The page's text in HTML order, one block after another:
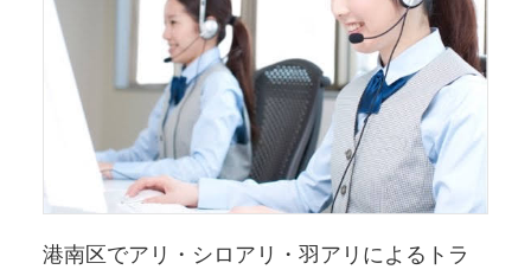
港南区でアリ・シロアリ・羽アリによるトラ